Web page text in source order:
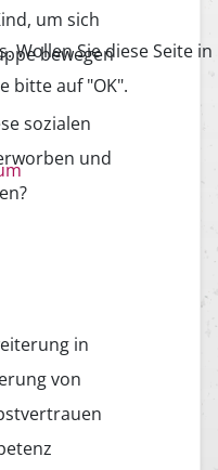
um sich
bewegen
sozialen
und
in
von
Wollen Sie diese Seite in
bitte auf "OK".